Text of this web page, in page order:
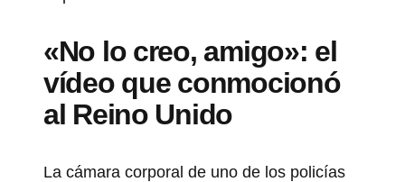
«No lo creo, amigo»: el
vídeo que conmocionó
al Reino Unido
La cámara corporal de uno de los policías